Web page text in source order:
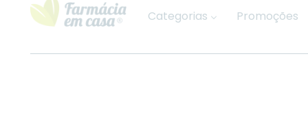
Categorias Promoções